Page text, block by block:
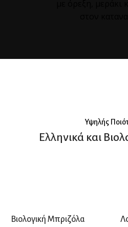
Υψηλής
Ελληνικά και
Βιολογική Μπριζόλα